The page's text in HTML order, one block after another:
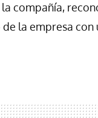
compañía,
la empresa